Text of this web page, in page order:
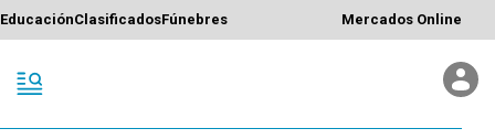
EducaciónClasificadosFúnebres Mercados Online